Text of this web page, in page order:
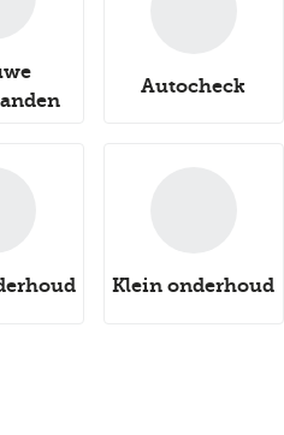
Autocheck
Klein onderhoud